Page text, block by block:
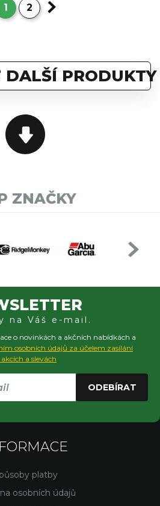
1 2
DALŠÍ PRODUKTY
ZNAČKY
na Váš e-mail.
o novinkách a akčních nabídkách a
osobních údajů za účelem zasílání
a slevách
ODEBÍRAT
platby
osobních údajů